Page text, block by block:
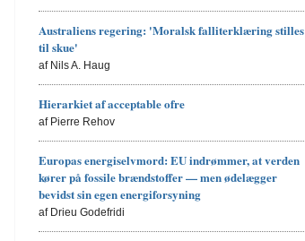
Australiens regering: 'Moralsk falliterklæring stilles
til skue'
af Nils A. Haug
Hierarkiet af acceptable ofre
af Pierre Rehov
Europas energiselvmord: EU indrømmer, at verden
kører på fossile brændstoffer — men ødelægger
bevidst sin egen energiforsyning
af Drieu Godefridi